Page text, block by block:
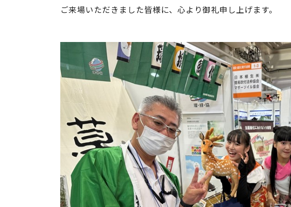
ご来場いただきました皆様に、心より御礼申し上げます。